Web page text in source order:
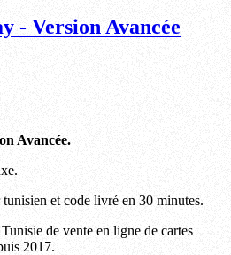
- Version Avancée
Avancée.
et code livré en 30 minutes.
de vente en ligne de cartes
2017.